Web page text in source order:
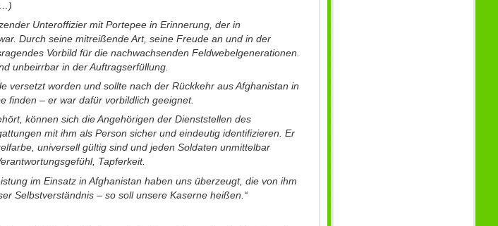
Unteroffizier mit Portepee in Erinnerung, der in
Durch seine mitreißende Art, seine Freude an und in der
Vorbild für die nachwachsenden Feldwebelgenerationen.
unbeirrbar in der Auftragserfüllung.
versetzt worden und sollte nach der Rückkehr aus Afghanistan in
finden – er war dafür vorbildlich geeignet.
können sich die Angehörigen der Dienststellen des
mit ihm als Person sicher und eindeutig identifizieren. Er
universell gültig sind und jeden Soldaten unmittelbar
Tapferkeit.
im Einsatz in Afghanistan haben uns überzeugt, die von ihm
Selbstverständnis – so soll unsere Kaserne heißen.“